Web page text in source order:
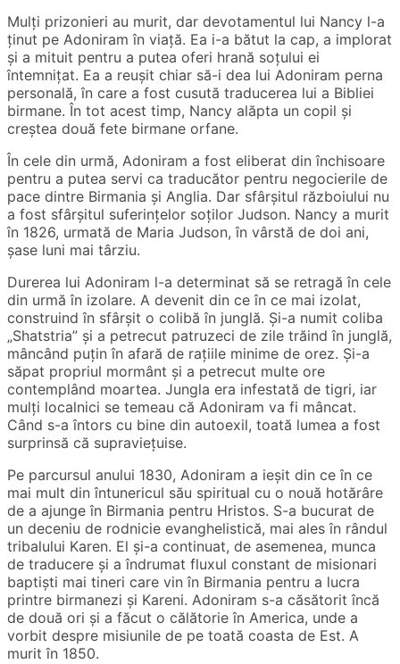
Mulți prizonieri au murit, dar devotamentul lui Nancy l-a
ținut pe Adoniram în viață. Ea i-a bătut la cap, a implorat
și a mituit pentru a putea oferi hrană soțului ei
întemnițat. Ea a reușit chiar să-i dea lui Adoniram perna
personală, în care a fost cusută traducerea lui a Bibliei
birmane. În tot acest timp, Nancy alăpta un copil și
creștea două fete birmane orfane.
În cele din urmă, Adoniram a fost eliberat din închisoare
pentru a putea servi ca traducător pentru negocierile de
pace dintre Birmania și Anglia. Dar sfârșitul războiului nu
a fost sfârșitul suferințelor soților Judson. Nancy a murit
în 1826, urmată de Maria Judson, în vârstă de doi ani,
șase luni mai târziu.
Durerea lui Adoniram l-a determinat să se retragă în cele
din urmă în izolare. A devenit din ce în ce mai izolat,
construind în sfârșit o colibă ​​în junglă. Și-a numit coliba
„Shatstria” și a petrecut patruzeci de zile trăind în junglă,
mâncând puțin în afară de rațiile minime de orez. Și-a
săpat propriul mormânt și a petrecut multe ore
contemplând moartea. Jungla era infestată de tigri, iar
mulți localnici se temeau că Adoniram va fi mâncat.
Când s-a întors cu bine din autoexil, toată lumea a fost
surprinsă că supraviețuise.
Pe parcursul anului 1830, Adoniram a ieșit din ce în ce
mai mult din întunericul său spiritual cu o nouă hotărâre
de a ajunge în Birmania pentru Hristos. S-a bucurat de
un deceniu de rodnicie evanghelistică, mai ales în rândul
tribalului Karen. El și-a continuat, de asemenea, munca
de traducere și a îndrumat fluxul constant de misionari
baptiști mai tineri care vin în Birmania pentru a lucra
printre birmanezi și Kareni. Adoniram s-a căsătorit încă
de două ori și a făcut o călătorie în America, unde a
vorbit despre misiunile de pe toată coasta de Est. A
murit în 1850.